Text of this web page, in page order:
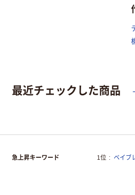
最近チェックした商品
急上昇キーワード 1位 ベイブ